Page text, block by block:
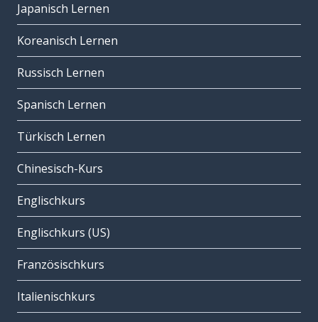
Japanisch Lernen
Koreanisch Lernen
Russisch Lernen
Spanisch Lernen
Türkisch Lernen
Chinesisch-Kurs
Englischkurs
Englischkurs (US)
Französischkurs
Italienischkurs